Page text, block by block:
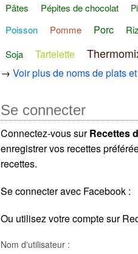
Pâtes Pépites de chocolat
Poisson Pomme Porc Riz
Soja
Tartelette
→Voir plus de noms de plats
Se connecter
Connectez-vous surRecettes
enregistrer vos recettes
recettes.
Se connecter avec Facebook :
Ou utilisez votre compte sur
Nom d'utilisateur :